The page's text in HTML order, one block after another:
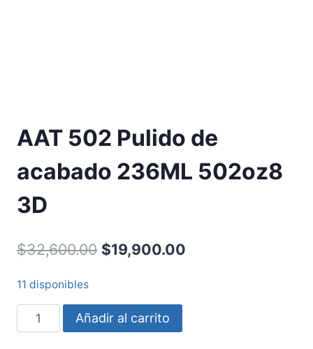
AAT 502 Pulido de
acabado 236ML 502oz8
3D
$32,600.00 $19,900.00
11 disponibles
Añadir al carrito